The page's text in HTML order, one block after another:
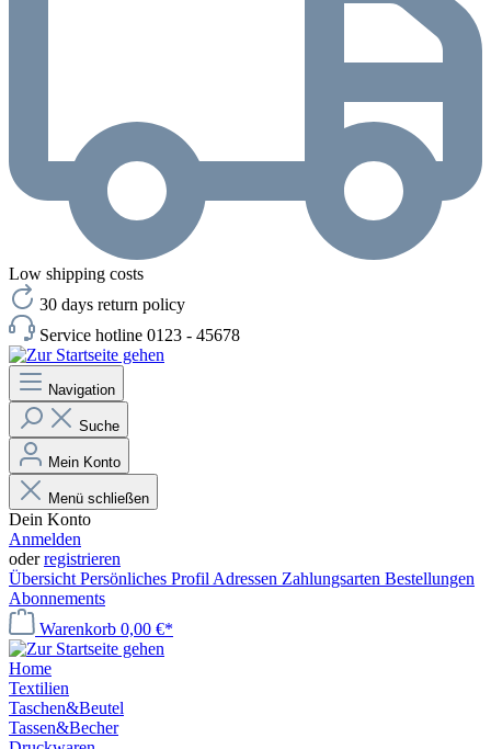
Low shipping costs
30 days return policy
Service hotline 0123 - 45678
Navigation
Suche
Mein Konto
Menü schließen
Dein Konto
Anmelden
oderregistrieren
Übersicht Persönliches Profil Adressen Zahlungsarten Bestellungen
Abonnements
Warenkorb 0,00 €*
Home
Textilien
Taschen&Beutel
Tassen&Becher